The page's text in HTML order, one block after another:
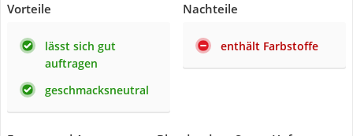
Vorteile
lässt sich gut
auftragen
geschmacksneutral
Nachteile
enthält Farbstoffe